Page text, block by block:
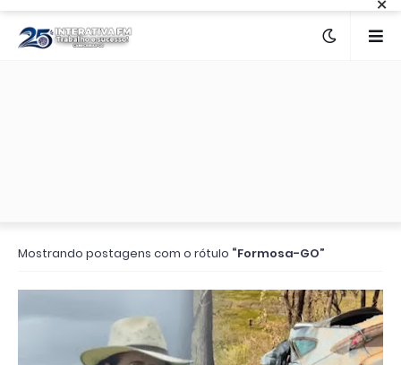
Mostrando postagens com o rótulo Formosa-GO